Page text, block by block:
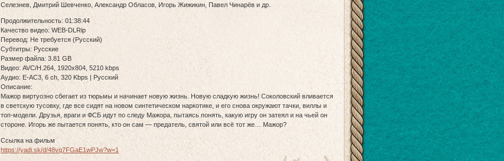
Селезнев, Дмитрий Шевченко, Александр Обласов, Игорь Жижикин, Павел Чинарёв и др.
Продолжительность: 01:38:44
Качество видео: WEB-DLRip
Перевод: Не требуется (Русский)
Субтитры: Русские
Размер файла: 3.81 GB
Видео: AVC/H.264, 1920x804, 5210 kbps
Аудио: E-АС3, 6 ch, 320 Kbps | Русский
Описание:
Мажор виртуозно сбегает из тюрьмы и начинает новую жизнь. Новую сладкую жизнь! Соколовский вливается
в светскую тусовку, где все сидят на новом синтетическом наркотике, и его снова окружают тачки, виллы и
топ-модели. Друзья, враги и ФСБ идут по следу Мажора, пытаясь понять, какую игру он затеял и на чьей он
стороне. Игорь же пытается понять, кто он сам — предатель, святой или всё тот же… Мажор?
Ссылка на фильм
https://yadi.sk/d/48vq7FGaE1wPJw?w=1